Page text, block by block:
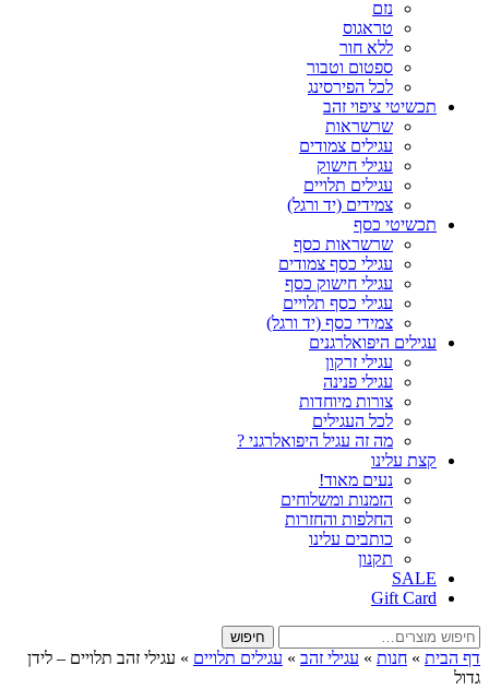
נזם
טראגוס
ללא חור
ספטום וטבור
לכל הפירסינג
תכשיטי ציפוי זהב
שרשראות
עגילים צמודים
עגילי חישוק
עגילים תלויים
צמידים (יד ורגל)
תכשיטי כסף
שרשראות כסף
עגילי כסף צמודים
עגילי חישוק כסף
עגילי כסף תלויים
צמידי כסף (יד ורגל)
עגילים היפואלרגנים
עגילי זרקון
עגילי פנינה
צורות מיוחדות
לכל העגילים
מה זה עגיל היפואלרגני ?
קצת עלינו
נעים מאוד!
הזמנות ומשלוחים
החלפות והחזרות
כותבים עלינו
תקנון
SALE
Gift Card
חיפוש
עבור:
חיפוש
דף הבית » חנות » עגילי זהב » עגילים תלויים » עגילי זהב תלויים – לידן
גדול